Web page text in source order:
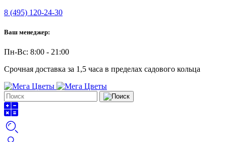
8 (495) 120-24-30
Ваш менеджер:
Пн-Вс: 8:00 - 21:00
Срочная доставка за 1,5 часа в пределах садового кольца